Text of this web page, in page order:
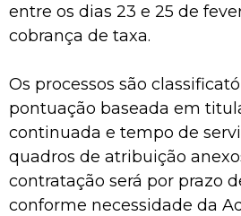
entre os dias 23 e 25 de
cobrança de taxa.
Os processos são
pontuação baseada em
continuada e tempo de
quadros de atribuição
contratação será por prazo
conforme necessidade da